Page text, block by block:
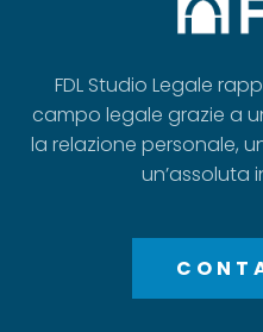
FDL Studio Legale
campo legale grazie a
la relazione personale,
un’assoluta